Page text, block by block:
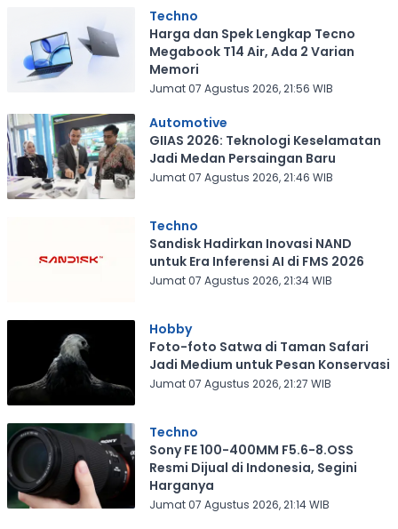
Techno
Harga dan Spek Lengkap Tecno
Megabook T14 Air, Ada 2 Varian
Memori
Jumat 07 Agustus 2026, 21:56 WIB
Automotive
GIIAS 2026: Teknologi Keselamatan
Jadi Medan Persaingan Baru
Jumat 07 Agustus 2026, 21:46 WIB
Techno
Sandisk Hadirkan Inovasi NAND
untuk Era Inferensi AI di FMS 2026
Jumat 07 Agustus 2026, 21:34 WIB
Hobby
Foto-foto Satwa di Taman Safari
Jadi Medium untuk Pesan Konservasi
Jumat 07 Agustus 2026, 21:27 WIB
Techno
Sony FE 100-400MM F5.6-8.OSS
Resmi Dijual di Indonesia, Segini
Harganya
Jumat 07 Agustus 2026, 21:14 WIB